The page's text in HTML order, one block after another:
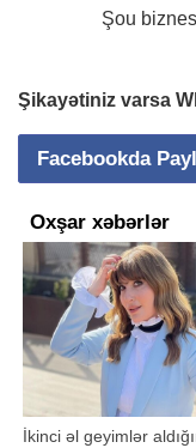
Şou biznes
Şikayətiniz varsa
Facebookda
Oxşar xəbərlər
İkinci əl geyimlər